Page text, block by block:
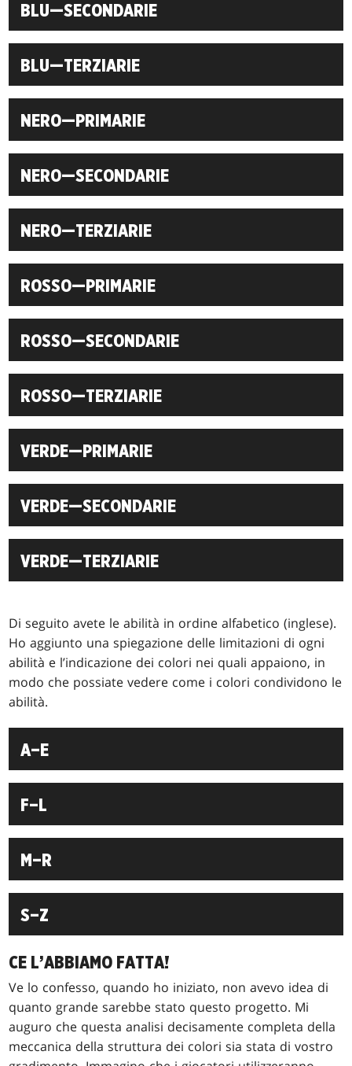
BLU—SECONDARIE
BLU—TERZIARIE
NERO—PRIMARIE
NERO—SECONDARIE
NERO—TERZIARIE
ROSSO—PRIMARIE
ROSSO—SECONDARIE
ROSSO—TERZIARIE
VERDE—PRIMARIE
VERDE—SECONDARIE
VERDE—TERZIARIE
Di seguito avete le abilità in ordine alfabetico (inglese).
Ho aggiunto una spiegazione delle limitazioni di ogni
abilità e l’indicazione dei colori nei quali appaiono, in
modo che possiate vedere come i colori condividono le
abilità.
A–E
F–L
M–R
S–Z
CE L’ABBIAMO FATTA!
Ve lo confesso, quando ho iniziato, non avevo idea di
quanto grande sarebbe stato questo progetto. Mi
auguro che questa analisi decisamente completa della
meccanica della struttura dei colori sia stata di vostro